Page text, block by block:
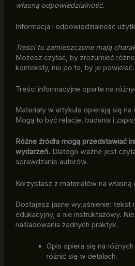
własną odpowiedzialność.
Informacja i odpowiedzialność
Treści tu zamieszczone mają
Możesz czytać, by zrozumieć
konteksty, nie po to, by je powielać.
Treści informacyjne oparte na
Materiały w artykule opierają się na
Mogą to być relacje, badania i
Różne źródła mogą przedstawiać
wydarzeń.Dlatego ważne jest
sprawdzanie autorów.
Korzystasz z materiałów na
Dostajesz jasne wyjaśnienie: tekst
edukacyjny, a nie instruktażowy.
naśladowania żadnych praktyk.
Opis opiera się na
różnić się w detalach.